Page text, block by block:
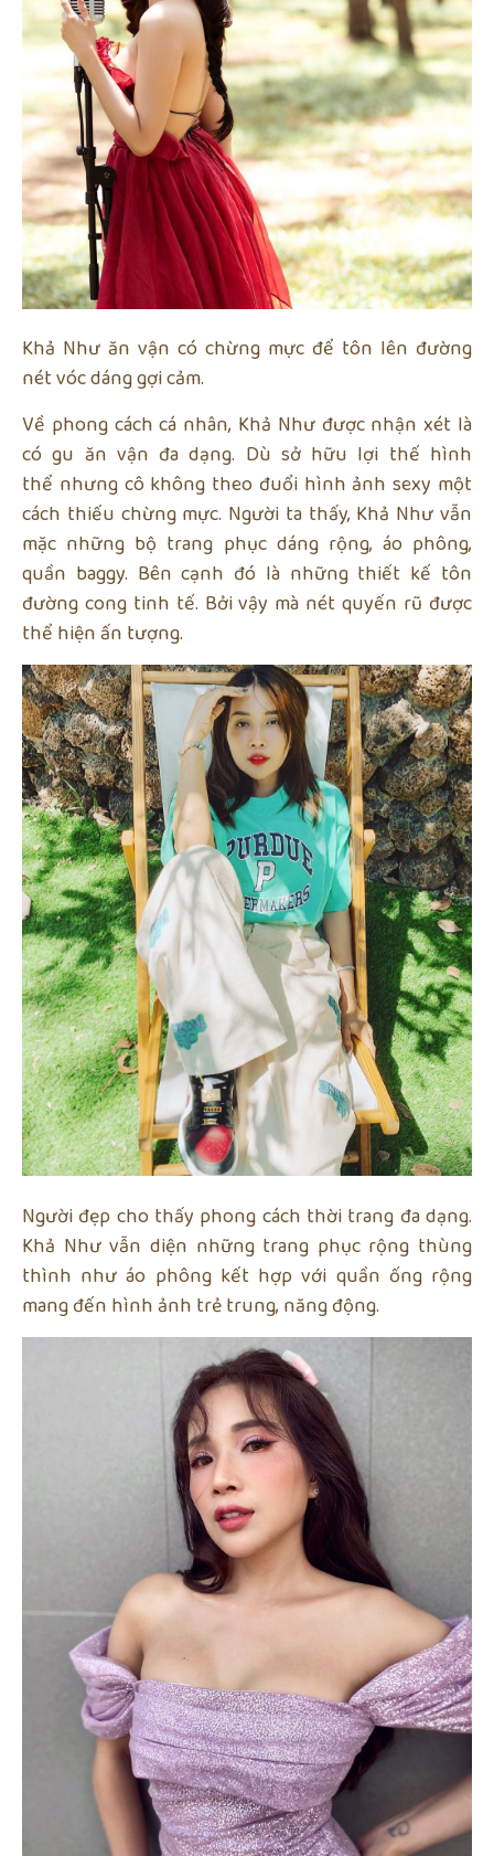
Khả Như ăn vận có chừng mực để tôn lên đường
nét vóc dáng gợi cảm.
Về phong cách cá nhân, Khả Như được nhận xét là
có gu ăn vận đa dạng. Dù sở hữu lợi thế hình
thể nhưng cô không theo đuổi hình ảnh sexy một
cách thiếu chừng mực. Người ta thấy, Khả Như vẫn
mặc những bộ trang phục dáng rộng, áo phông,
quần baggy. Bên cạnh đó là những thiết kế tôn
đường cong tinh tế. Bởi vậy mà nét quyến rũ được
thể hiện ấn tượng.
Người đẹp cho thấy phong cách thời trang đa dạng.
Khả Như vẫn diện những trang phục rộng thùng
thình như áo phông kết hợp với quần ống rộng
mang đến hình ảnh trẻ trung, năng động.